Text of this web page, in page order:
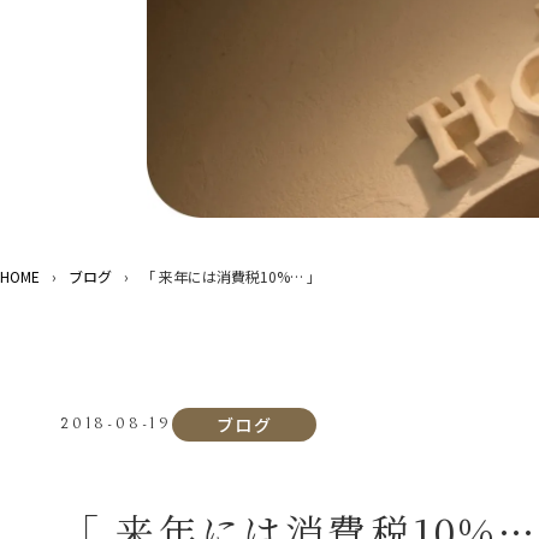
HOME › ブログ › 「 来年には消費税10%… 」
2018-08-19 ブログ